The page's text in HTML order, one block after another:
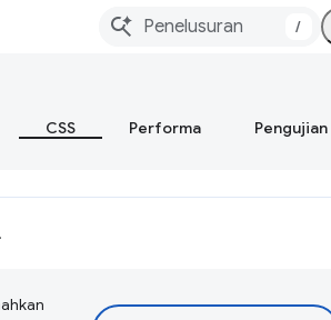
/
CSS Performa Pengujian
.